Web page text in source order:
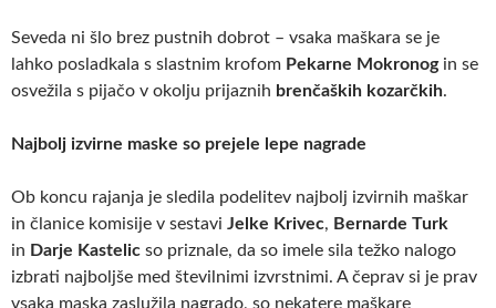
Seveda ni šlo brez pustnih dobrot – vsaka maškara se je
lahko posladkala s slastnim krofom Pekarne Mokronogin se
osvežila s pijačo v okolju prijaznih brenčaških kozarčkih.
Najbolj izvirne maske so prejele lepe nagrade
Ob koncu rajanja je sledila podelitev najbolj izvirnih maškar
in članice komisije v sestavi Jelke Krivec, Bernarde Turk
in Darje Kastelic so priznale, da so imele sila težko nalogo
izbrati najboljše med številnimi izvrstnimi. A čeprav si je prav
vsaka maska zaslužila nagrado, so nekatere maškare